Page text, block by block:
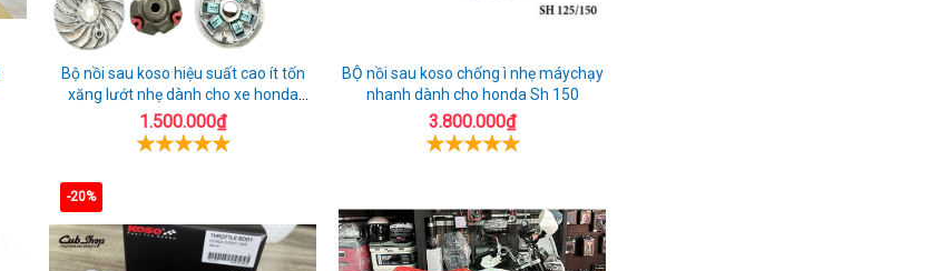
Bộ nồi sau koso hiệu suất cao ít tốn
xăng lướt nhẹ dành cho xe honda
AIrblade 150
1.500.000₫
BỘ nồi sau koso chống ì nhẹ máychạy
nhanh dành cho honda Sh 150
3.800.000₫
-20%